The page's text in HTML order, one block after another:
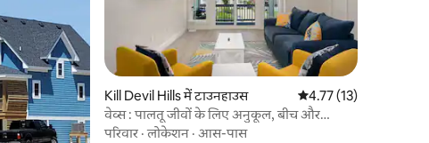
Kill Devil Hills में टाउनहाउस औसत रेटिंग 5 में से 4.77,
4.77 (13)
वेव्स : पालतू जीवों के लिए अनुकूल, बीच और
केडीएच के करीब
परिवार ·लोकेशन · आस-पास